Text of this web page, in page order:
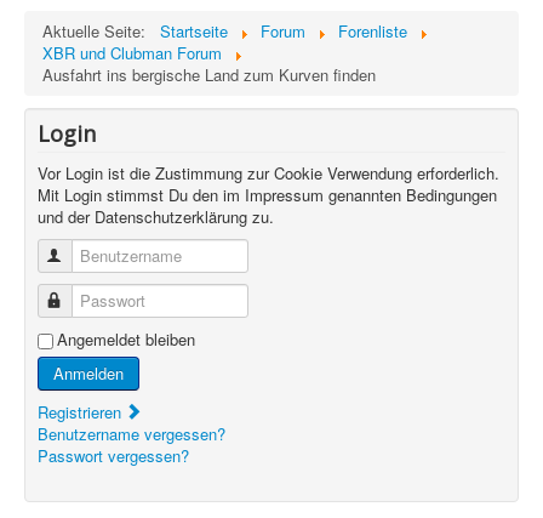
Aktuelle Seite:
Startseite Forum
Forenliste
XBR und Clubman Forum
Ausfahrt ins bergische Land zum Kurven finden
Login
Vor Login ist die Zustimmung zur Cookie Verwendung erforderlich.
Mit Login stimmst Du den im Impressum genannten Bedingungen
und der Datenschutzerklärung zu.
Benutzername
Passwort
Angemeldet bleiben
Anmelden
Registrieren
Benutzername vergessen?
Passwort vergessen?